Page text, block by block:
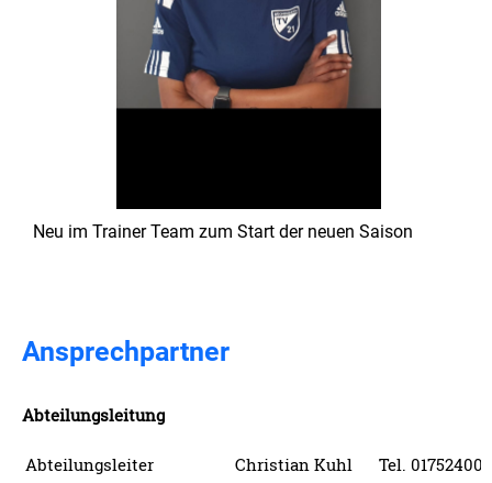
Neu im Trainer Team zum Start der neuen Saison
Ansprechpartner
Abteilungsleitung
Abteilungsleiter Christian Kuhl
Tel.